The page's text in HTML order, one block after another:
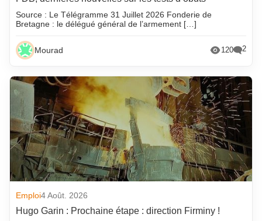
Source : Le Télégramme 31 Juillet 2026 Fonderie de
Bretagne : le délégué général de l’armement […]
Mourad 120 2
Emploi4 Août. 2026
Hugo Garin : Prochaine étape : direction Firminy !